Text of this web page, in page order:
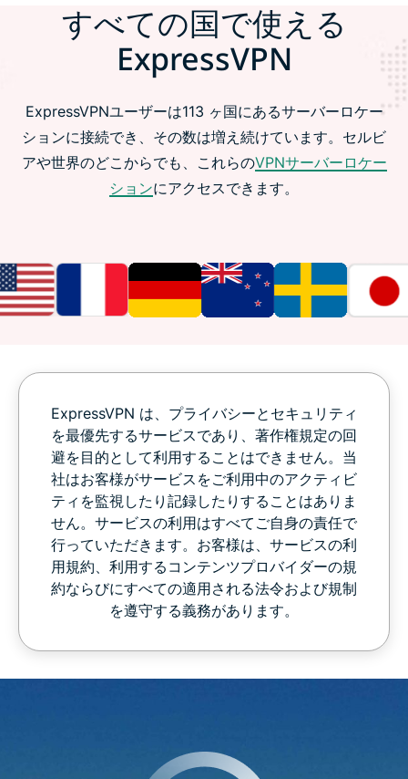
すべての国で使える
ExpressVPN
ExpressVPNユーザーは113 ヶ国にあるサーバーロケー
ションに接続でき、その数は増え続けています。セルビ
アや世界のどこからでも、これらのVPNサーバーロケー
ションにアクセスできます。
ExpressVPN は、プライバシーとセキュリティ
を最優先するサービスであり、著作権規定の回
避を目的として利用することはできません。当
社はお客様がサービスをご利用中のアクティビ
ティを監視したり記録したりすることはありま
せん。サービスの利用はすべてご自身の責任で
行っていただきます。お客様は、サービスの利
用規約、利用するコンテンツプロバイダーの規
約ならびにすべての適用される法令および規制
を遵守する義務があります。